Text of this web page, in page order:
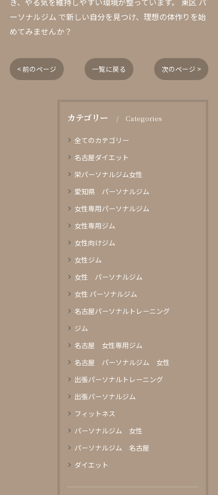
ーソナルジム で新しい自分を見つけ、理想の体作りを始
めてみませんか？
< 前のページ 一覧に戻る 次のページ >
カテゴリー Categories
全てのカテゴリー
名古屋ダイエット
栄パーソナルジム女性
愛知県 パーソナルジム
女性専用パーソナルジム
女性専用ジム
女性向けジム
女性ジム
女性 パーソナルジム
女性 パーソナルジム
名古屋パーソナルトレーニング
ジム
名古屋 女性専用ジム
名古屋 パーソナルジム 女性
出張パーソナルトレーニング
出張パーソナルジム
フィットネス
パーソナルジム 女性
パーソナルジム 名古屋
ダイエット